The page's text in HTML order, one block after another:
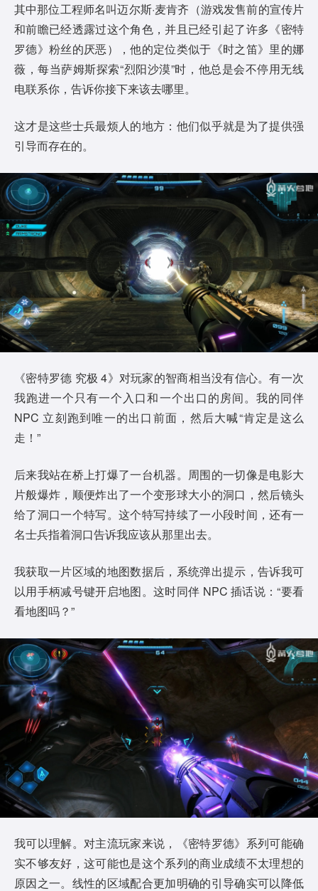
其中那位工程师名叫迈尔斯·麦肯齐（游戏发售前的宣传片
和前瞻已经透露过这个角色，并且已经引起了许多《密特
罗德》粉丝的厌恶），他的定位类似于《时之笛》里的娜
薇，每当萨姆斯探索“烈阳沙漠”时，他总是会不停用无线
电联系你，告诉你接下来该去哪里。
这才是这些士兵最烦人的地方：他们似乎就是为了提供强
引导而存在的。
《密特罗德 究极 4》对玩家的智商相当没有信心。有一次
我跑进一个只有一个入口和一个出口的房间。我的同伴
NPC 立刻跑到唯一的出口前面，然后大喊“肯定是这么
走！”
后来我站在桥上打爆了一台机器。周围的一切像是电影大
片般爆炸，顺便炸出了一个变形球大小的洞口，然后镜头
给了洞口一个特写。这个特写持续了一小段时间，还有一
名士兵指着洞口告诉我应该从那里出去。
我获取一片区域的地图数据后，系统弹出提示，告诉我可
以用手柄减号键开启地图。这时同伴 NPC 插话说：“要看
看地图吗？”
我可以理解。对主流玩家来说，《密特罗德》系列可能确
实不够友好，这可能也是这个系列的商业成绩不太理想的
原因之一。线性的区域配合更加明确的引导确实可以降低